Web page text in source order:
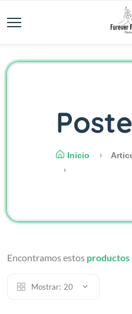
Inicio
Encontramos estos productos
Mostrar: 20